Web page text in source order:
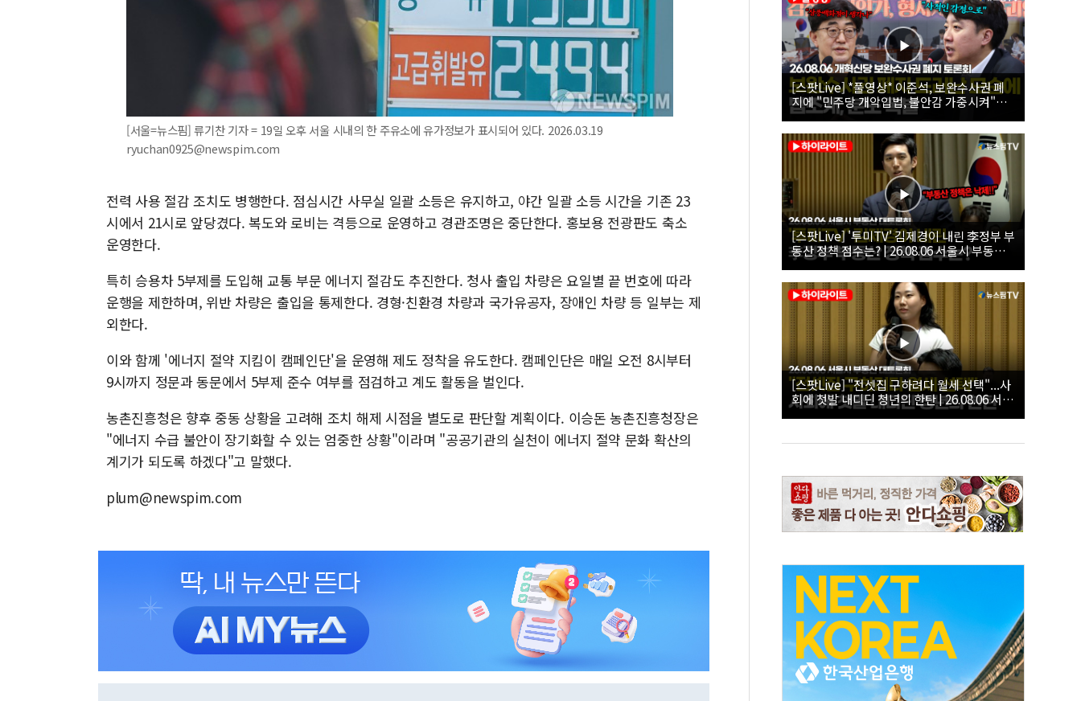
[서울=뉴스핌] 류기찬 기자 = 19일 오후 서울 시내의 한 주유소에 유가정보가 표시되어 있다. 2026.03.19
ryuchan0925@newspim.com
전력 사용 절감 조치도 병행한다. 점심시간 사무실 일괄 소등은 유지하고, 야간 일괄 소등 시간을 기존 23
시에서 21시로 앞당겼다. 복도와 로비는 격등으로 운영하고 경관조명은 중단한다. 홍보용 전광판도 축소
운영한다.
특히 승용차 5부제를 도입해 교통 부문 에너지 절감도 추진한다. 청사 출입 차량은 요일별 끝 번호에 따라
운행을 제한하며, 위반 차량은 출입을 통제한다. 경형·친환경 차량과 국가유공자, 장애인 차량 등 일부는 제
외한다.
이와 함께 '에너지 절약 지킴이 캠페인단'을 운영해 제도 정착을 유도한다. 캠페인단은 매일 오전 8시부터
9시까지 정문과 동문에서 5부제 준수 여부를 점검하고 계도 활동을 벌인다.
농촌진흥청은 향후 중동 상황을 고려해 조치 해제 시점을 별도로 판단할 계획이다. 이승돈 농촌진흥청장은
"에너지 수급 불안이 장기화할 수 있는 엄중한 상황"이라며 "공공기관의 실천이 에너지 절약 문화 확산의
계기가 되도록 하겠다"고 말했다.
plum@newspim.com
[스팟Live] *풀영상* 이준석, 보완수사권 폐
지에 "민주당 개악입법, 불안감 가중시켜"｜
26.08.06 개혁신당 보완수사권 폐지 토론회
[스팟Live] '투미TV' 김제경이 내린 李정부 부
동산 정책 점수는? | 26.08.06 서울시 부동산
대토론회
[스팟Live] "전셋집 구하려다 월세 선택"...사
회에 첫발 내디딘 청년의 한탄 | 26.08.06 서울
시 부동산 대토론회